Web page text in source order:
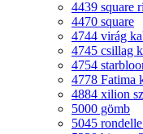
4439 square
4470 square
4744 virág
4745 csillag
4754
4778 Fatima
4884 xilion
5000 gömb
5045